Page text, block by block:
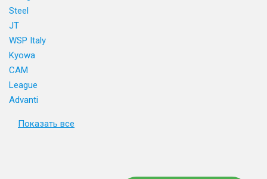
Steel
JT
WSP Italy
Kyowa
CAM
League
Advanti
Показать все